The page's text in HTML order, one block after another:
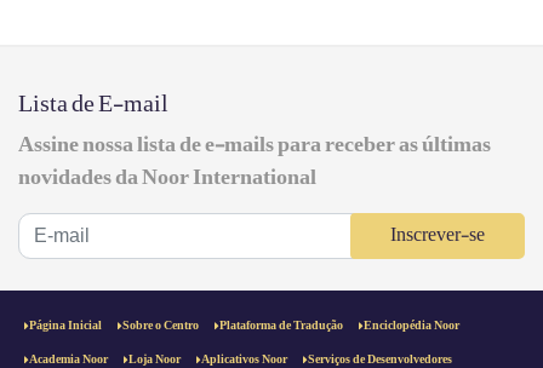
Lista de E-mail
Assine nossa lista de e-mails para receber as últimas
novidades da Noor International
Inscrever-se
Página Inicial Sobre o Centro Plataforma de Tradução Enciclopédia Noor
Academia Noor Loja Noor Aplicativos Noor Serviços de Desenvolvedores